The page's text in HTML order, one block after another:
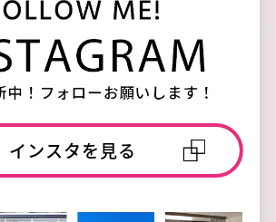
インスタを見る